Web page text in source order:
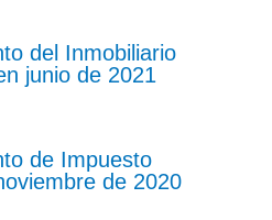
del Inmobiliario
junio de 2021
de Impuesto
de 2020